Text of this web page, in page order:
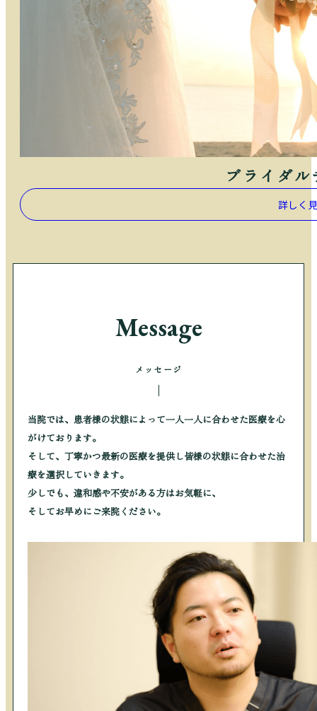
ブライダ
詳しく
Message
メッセージ
当院では、患者様の状態によって一人一人に合わせた医療を心
がけております。
そして、丁寧かつ最新の医療を提供し皆様の状態に合わせた治
療を選択していきます。
少しでも、違和感や不安がある方はお気軽に、
そしてお早めにご来院ください。